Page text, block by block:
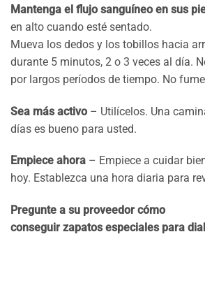
Mantenga el flujo sanguíneo en sus
en alto cuando esté sentado.
Mueva los dedos y los tobillos hacia
durante 5 minutos, 2 o 3 veces al día.
por largos períodos de tiempo. No
Sea más activo – Utilícelos. Una
días es bueno para usted.
Empiece ahora – Empiece a cuidar
hoy. Establezca una hora diaria para
Pregunte a su proveedor cómo
conseguir zapatos especiales para